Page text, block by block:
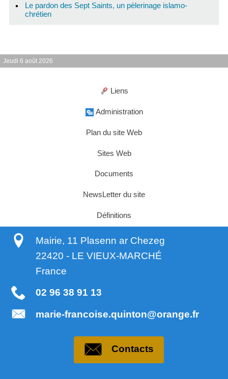
Le pardon des Sept Saints, un pèlerinage islamo-
chrétien
Jeudi 6 août 2026
Liens
Administration
Plan du site Web
Sites Web
Documents
NewsLetter du site
Définitions
Mairie, 11 Plasenn ar Chezeg
22420 - LE VIEUX-MARCHÉ
France
02 96 38 91 13
marie-francoise.quinton@orange.fr
Contacts